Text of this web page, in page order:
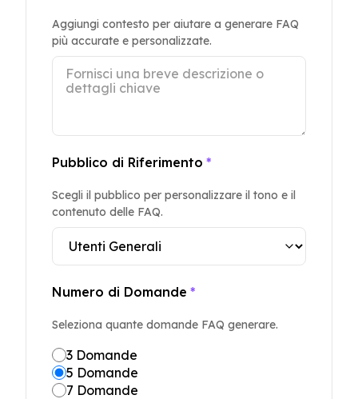
Aggiungi contesto per aiutare a generare FAQ
più accurate e personalizzate.
Pubblico di Riferimento *
Scegli il pubblico per personalizzare il tono e il
contenuto delle FAQ.
Numero di Domande *
Seleziona quante domande FAQ generare.
3 Domande
5 Domande
7 Domande